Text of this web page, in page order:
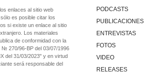
PODCASTS
PUBLICACIONES
ENTREVISTAS
FOTOS
VIDEO
RELEASES
enlaces al sitio web
es posible citar los
si existe un enlace al sitio
Los materiales
de conformidad con la
№ 270/96-ВР del 03/07/1996
del 31/03/2023" y en virtud
será responsable del